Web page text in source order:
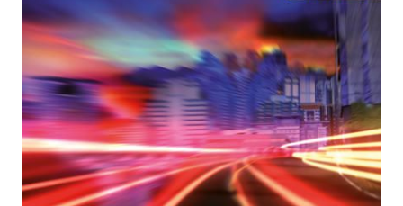
Zur Wunschliste hinzufügen
Vom Fetisch der Geschwindigkeit zur Notwendigkeit
der Entschleunigung
VonWinfried Wolf